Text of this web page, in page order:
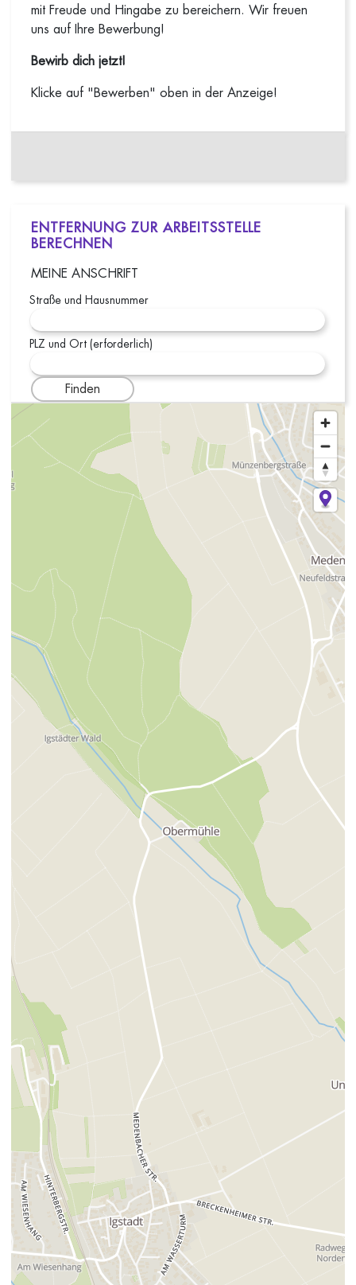
mit Freude und Hingabe zu bereichern. Wir freuen
uns auf Ihre Bewerbung!
Bewirb dich jetzt!
Klicke auf "Bewerben" oben in der Anzeige!
ENTFERNUNG ZUR ARBEITSSTELLE
BERECHNEN
MEINE ANSCHRIFT
Straße und Hausnummer
PLZ und Ort (erforderlich)
Finden